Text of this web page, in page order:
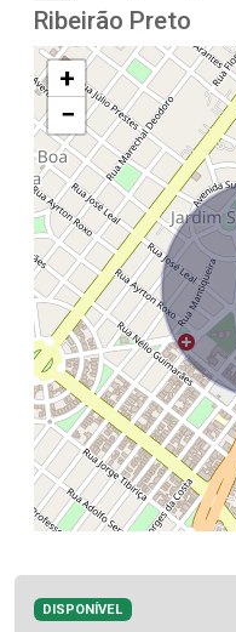
Ribeirão Preto
+
−
DISPONÍVEL